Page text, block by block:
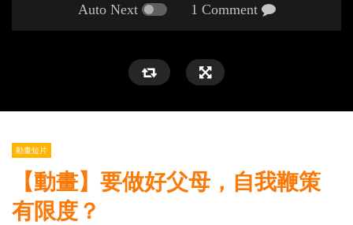
Auto Next 1 Comment
動畫短片
【動畫】要做好父母，自我鞭策
有限度？